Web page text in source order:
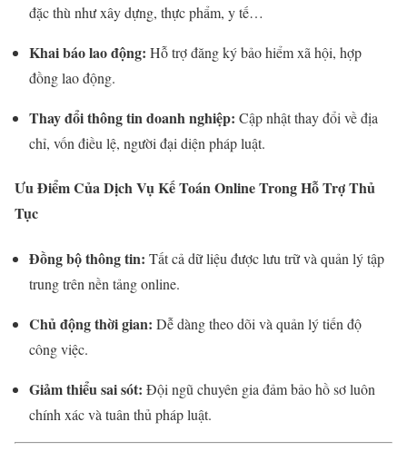
đặc thù như xây dựng, thực phẩm, y tế…
Khai báo lao động: Hỗ trợ đăng ký bảo hiểm xã hội, hợp
đồng lao động.
Thay đổi thông tin doanh nghiệp: Cập nhật thay đổi về địa
chỉ, vốn điều lệ, người đại diện pháp luật.
Ưu Điểm Của Dịch Vụ Kế Toán Online Trong Hỗ Trợ Thủ
Tục
Đồng bộ thông tin: Tất cả dữ liệu được lưu trữ và quản lý tập
trung trên nền tảng online.
Chủ động thời gian: Dễ dàng theo dõi và quản lý tiến độ
công việc.
Giảm thiểu sai sót: Đội ngũ chuyên gia đảm bảo hồ sơ luôn
chính xác và tuân thủ pháp luật.